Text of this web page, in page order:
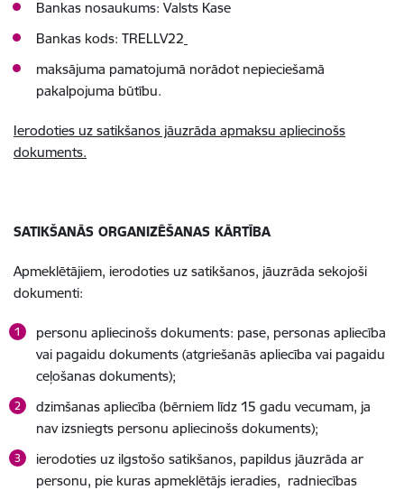
Bankas nosaukums: Valsts Kase
Bankas kods: TRELLV22
maksājuma pamatojumā norādot nepieciešamā
pakalpojuma būtību.
Ierodoties uz satikšanos jāuzrāda apmaksu apliecinošs
dokuments.
SATIKŠANĀS ORGANIZĒŠANAS KĀRTĪBA
Apmeklētājiem, ierodoties uz satikšanos, jāuzrāda sekojoši
dokumenti:
personu apliecinošs dokuments: pase, personas apliecība
vai pagaidu dokuments (atgriešanās apliecība vai pagaidu
ceļošanas dokuments);
dzimšanas apliecība (bērniem līdz 15 gadu vecumam, ja
nav izsniegts personu apliecinošs dokuments);
ierodoties uz ilgstošo satikšanos, papildus jāuzrāda ar
personu, pie kuras apmeklētājs ieradies, radniecības